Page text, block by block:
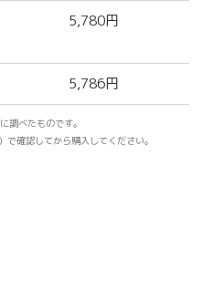
5,780円
5,786円
調べたものです。
確認してから購入してください。